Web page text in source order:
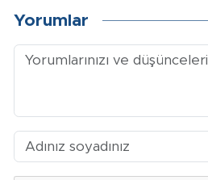
Yorumlar
Magazin